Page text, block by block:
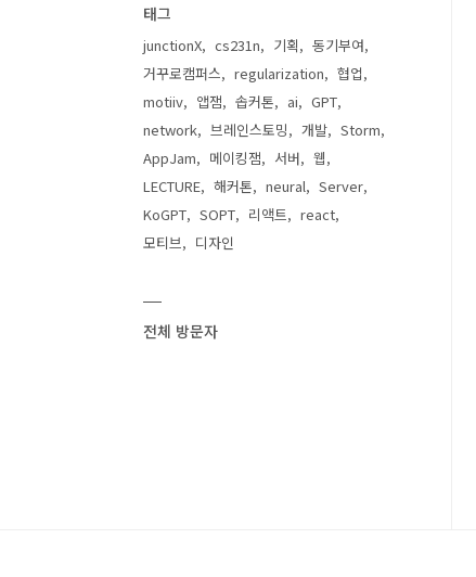
태그
junctionX cs231n 기획
동기부여
거꾸로캠퍼스
regularization
협업
motiiv
앱잼 솝커톤 ai
GPT
network
브레인스토밍 개발
Storm
AppJam
메이킹잼 서버
웹
LECTURE
해커톤 neural
Server
KoGPT
SOPT 리액트
react
모티브
디자인
전체 방문자